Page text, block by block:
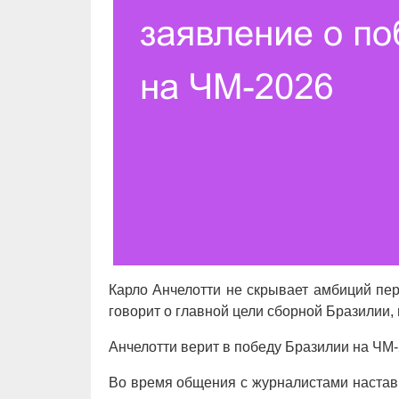
Карло Анчелотти не скрывает амбиций
говорит о главной цели сборной
Анчелотти верит в победу Бразилии на
Во время общения с журналистами